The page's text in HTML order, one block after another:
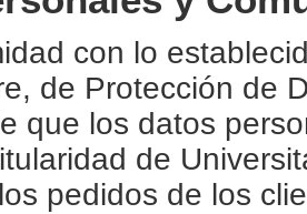
con lo
de Protección de
que los datos
de
pedidos de los